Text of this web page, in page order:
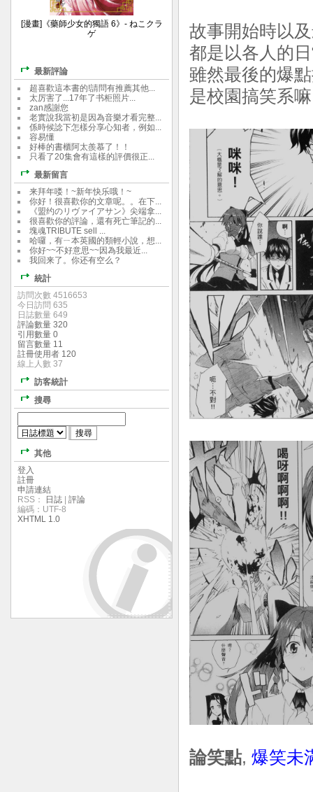
故事開始時以
都是以各人的
雖然最後的爆
是校園搞笑系
論笑點, 爆笑未
[漫畫]《藥師少女的獨語 6》- ねこクラ
ゲ
最新評論
超喜歡這本書的!請問有推薦其他...
太厉害了...17年了书柜照片...
zan感謝您
老實說我當初是因為音樂才看完整...
係時候諗下怎樣分享心知者，例如...
容易懂
好棒的書櫃阿太羨慕了！！
只看了20集會有這樣的評價很正...
最新留言
来拜年喽！~新年快乐哦！~
你好！很喜歡你的文章呢。。在下...
《盟约のリヴァイアサン》尖端拿...
很喜歡你的評論，還有死亡筆記的...
塊魂TRIBUTE sell ...
哈囉，有ㄧ本英國的類輕小說，想...
你好~~不好意思~~因為我最近...
我回来了。你还有空么？
統計
訪問次數 4516653
今日訪問 635
日誌數量 649
評論數量 320
引用數量 0
留言數量 11
註冊使用者 120
線上人數 37
訪客統計
搜尋
其他
登入
註冊
申請連結
RSS：
日誌
評論
編碼：UTF-8
XHTML 1.0